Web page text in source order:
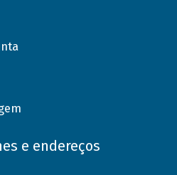
e endereços